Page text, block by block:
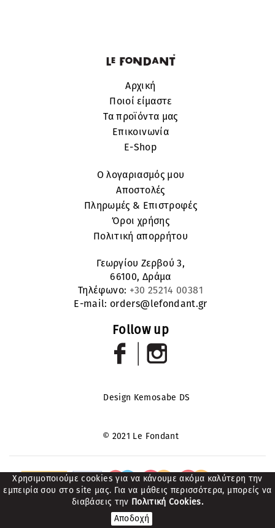
Χρησιμοποιούμε cookies για να κάνουμε ακόμα καλύτερη την
εμπειρία σου στο site μας. Για να μάθεις περισσότερα, μπορείς να
διαβάσεις την Πολιτική Cookies.
Αποδοχή
Αρχική
Ποιοί είμαστε
Τα προϊόντα μας
Επικοινωνία
E-Shop
Ο λογαριασμός μου
Αποστολές
Πληρωμές & Επιστροφές
Όροι χρήσης
Πολιτική απορρήτου
Γεωργίου Ζερβού 3,
66100, Δράμα
Τηλέφωνο: +30 25214 00381
E-mail: orders@lefondant.gr
Follow up
Design Kemosabe DS
© 2021 Le Fondant